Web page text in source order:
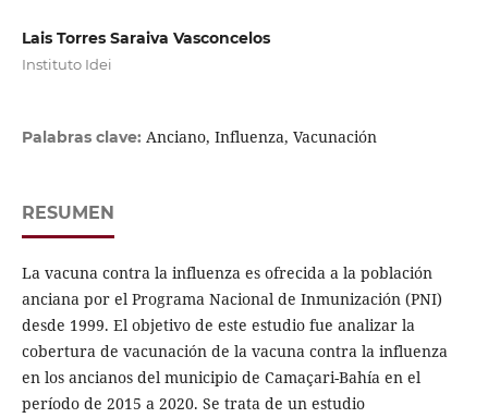
Lais Torres Saraiva Vasconcelos
Instituto Idei
Palabras clave: Anciano, Influenza, Vacunación
RESUMEN
La vacuna contra la influenza es ofrecida a la población
anciana por el Programa Nacional de Inmunización (PNI)
desde 1999. El objetivo de este estudio fue analizar la
cobertura de vacunación de la vacuna contra la influenza
en los ancianos del municipio de Camaçari-Bahía en el
período de 2015 a 2020. Se trata de un estudio